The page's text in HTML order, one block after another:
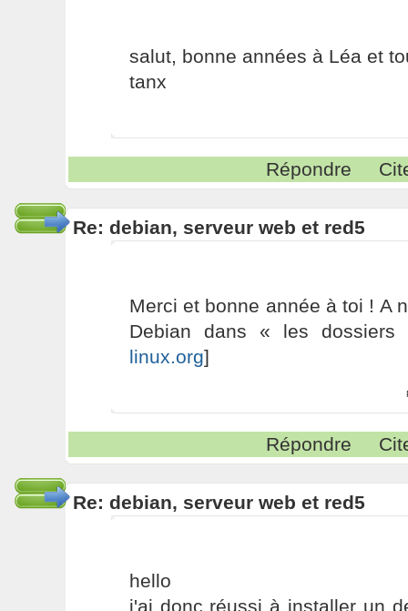
salut, bonne années à Léa et
tanx
Répondre
Re: debian, serveur web et red5
Merci et bonne année à toi ! A
Debian dans « les
linux.org]
Répondre
Re: debian, serveur web et red5
hello
j'ai donc réussi à installer un